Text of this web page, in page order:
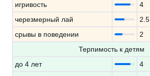
игривость
4
черезмерный лай
2.5
срывы в поведении
2
Терпимость к детям
до 4 лет
4